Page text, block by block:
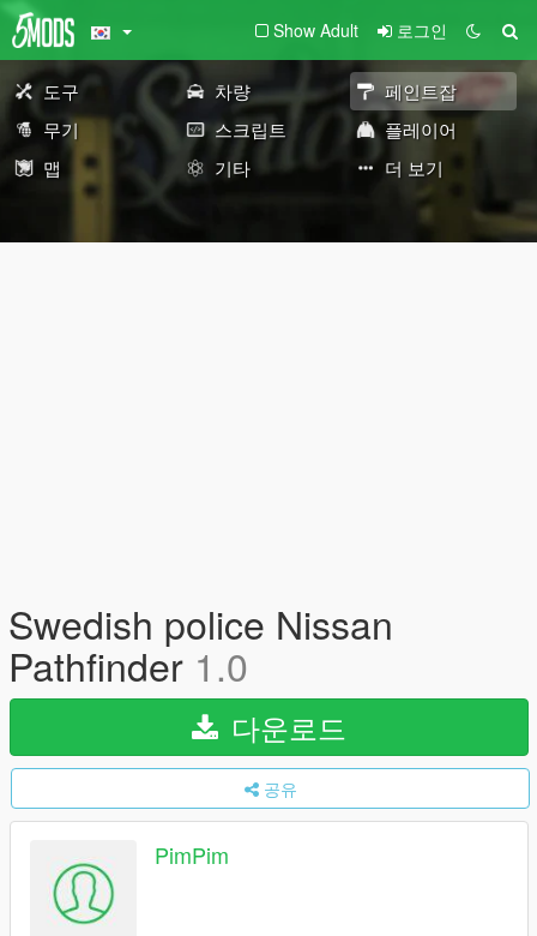
Show Adult 로그인
도구 차량
페인트잡
무기
스크립트
플레이어
맵
기타 더 보기
Swedish police Nissan
Pathfinder 1.0
다운로드
공유
PimPim